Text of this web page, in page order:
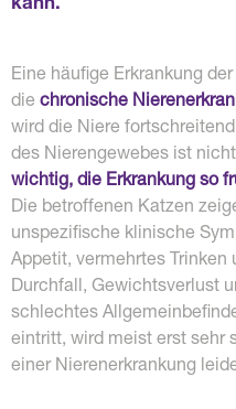
kann.
Eine häufige Erkrankung
die chronische
wird die Niere
des Nierengewebes ist
wichtig, die Erkrankung so
Die betroffenen Katzen
unspezifische klinische
Appetit, vermehrtes Trinken
Durchfall, Gewichtsverlust
schlechtes
eintritt, wird meist erst sehr
einer Nierenerkrankung